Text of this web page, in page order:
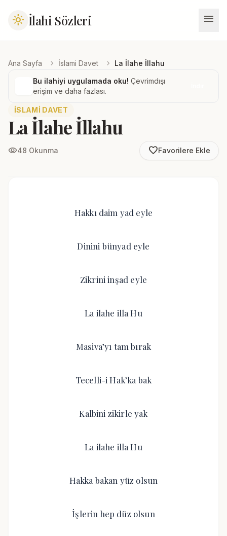
light_mode İlahi Sözleri menu
Ana Sayfa chevron_right İslami Davet chevron_right La İlahe İllahu
Bu ilahiyi uygulamada oku! Çevrimdışı
erişim ve daha fazlası.
İSLAMI DAVET
La İlahe İllahu
visibility48 Okunma favorite_borderFavorilere Ekle
Hakkı daim yad eyle
Dinini bünyad eyle
Zikrini inşad eyle
La ilahe illa Hu
Masiva’yı tam bırak
Tecelli-i Hak’ka bak
Kalbini zikirle yak
La ilahe illa Hu
Hakka bakan yüz olsun
İşlerin hep düz olsun